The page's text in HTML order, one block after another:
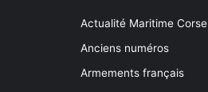
Actualité Maritime Corse
Anciens numéros
Armements français